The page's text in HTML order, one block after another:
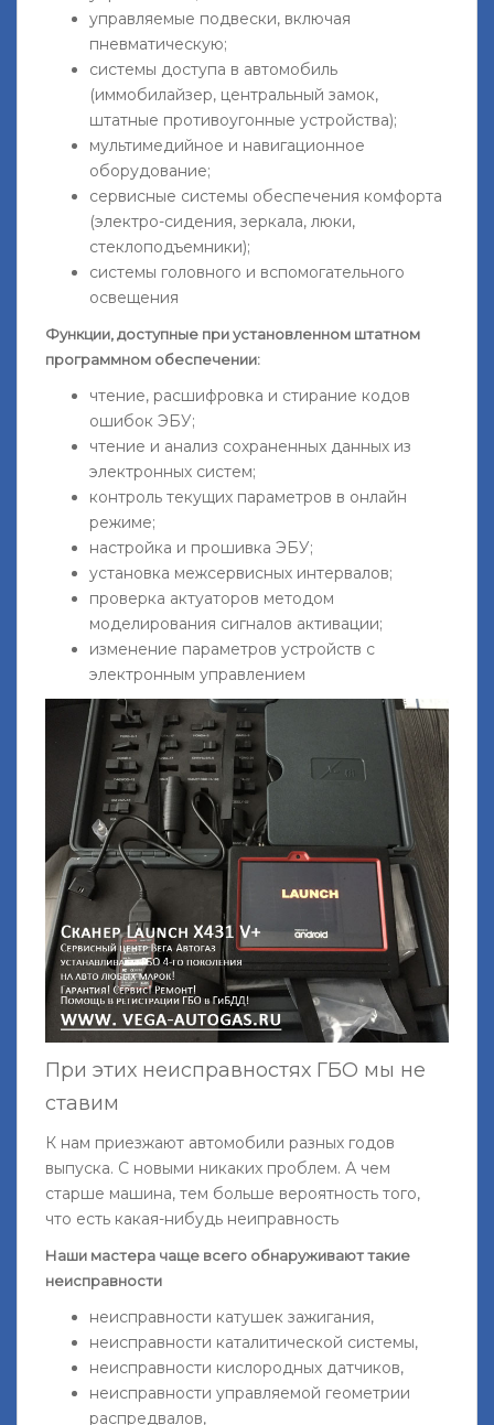
управляемые подвески, включая
пневматическую;
системы доступа в автомобиль
(иммобилайзер, центральный замок,
штатные противоугонные устройства);
мультимедийное и навигационное
оборудование;
сервисные системы обеспечения комфорта
(электро-сидения, зеркала, люки,
стеклоподъемники);
системы головного и вспомогательного
освещения
Функции, доступные при установленном штатном
программном обеспечении:
чтение, расшифровка и стирание кодов
ошибок ЭБУ;
чтение и анализ сохраненных данных из
электронных систем;
контроль текущих параметров в онлайн
режиме;
настройка и прошивка ЭБУ;
установка межсервисных интервалов;
проверка актуаторов методом
моделирования сигналов активации;
изменение параметров устройств с
электронным управлением
При этих неисправностях ГБО мы не
ставим
К нам приезжают автомобили разных годов
выпуска. С новыми никаких проблем. А чем
старше машина, тем больше вероятность того,
что есть какая-нибудь неиправность
Наши мастера чаще всего обнаруживают такие
неисправности
неисправности катушек зажигания,
неисправности каталитической системы,
неисправности кислородных датчиков,
неисправности управляемой геометрии
распредвалов,